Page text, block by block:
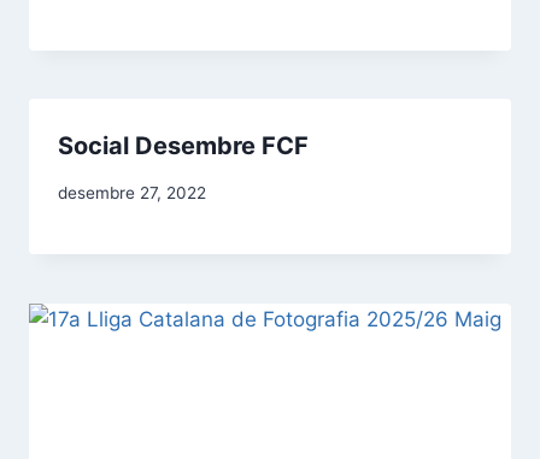
Social Desembre FCF
desembre 27, 2022